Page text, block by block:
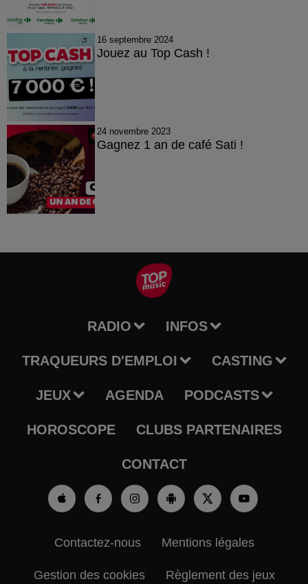
16 septembre 2024
Jouez au Top Cash !
24 novembre 2023
Gagnez 1 an de café Sati !
RADIO INFOS
TRAQUEURS D'EMPLOI CASTING
JEUX AGENDA PODCASTS
HOROSCOPE CLUBS PARTENAIRES
CONTACT
Contactez-nous Mentions légales
Gestion des cookies Règlement des jeux